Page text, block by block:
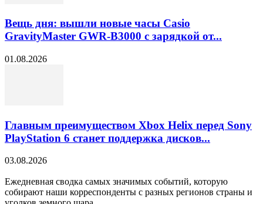
Вещь дня: вышли новые часы Casio
GravityMaster GWR-B3000 с зарядкой от...
01.08.2026
Главным преимуществом Xbox Helix перед Sony
PlayStation 6 станет поддержка дисков...
03.08.2026
Ежедневная сводка самых значимых событий, которую
собирают наши корреспонденты с разных регионов страны и